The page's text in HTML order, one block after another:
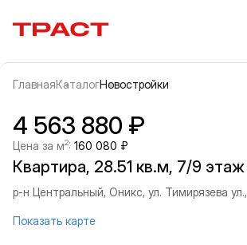
Траст | Служба недвижимости
ГлавнаяКаталогНовостройки
Информация об объекте
Галерея
4 563 880 ₽
Цена за м2: 160 080 ₽
Квартира, 28.51 кв.м, 7/9 этаж
р-н Центральный, Оникс, ул. Тимирязева ул.,
Показать карте